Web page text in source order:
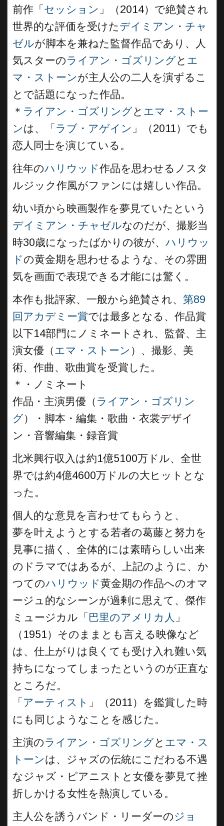
前作「 セッション 」（2014）で絶賛され
世界的な評価を受けたデイミアン・チャ
ゼルが脚本を兼ねた監督作品であり、人
気スターのライアン・ゴズリングと エ
マ・ストーンが主人公の二人を演ずるこ
とで話題になった作品。
＊ ライアン・ゴズリングと エマ・ストー
ンは、「 ラブ・アゲイン 」（2011）でも
恋人同士を演じている。
往年のハリウッド作品を思わせるノスタ
ルジック作風がファンには嬉しい作品。
幼い頃から映画製作を夢見ていたという
デイミアン・チャゼルなのだが、撮影当
時30歳になったばかりの彼が、 ハリウッ
ドの黄金期を思わせるような、その雰囲
気を画面で表現できる才能には驚く。
本作も批評家、一般から絶賛され、 第89
回アカデミー賞では最多となる、作品賞
以下14部門にノミネートされ、監督、主
演女優（エマ・ストーン ）、撮影、美
術、作曲、歌曲賞を受賞した。
＊・ノミネート
作品・主演男優（ ライアン・ゴズリン
グ）・脚本・編集・歌曲・衣裳デザイ
ン・音響編集・録音賞
北米興行収入は約1億5100万ドル、全世
界では約4億4600万ドルの大ヒットとな
った。
個人的な意見を言わせてもらうと、
夢を叶えようとする若者の葛藤と努力を
見事に描く、全体的には素晴らしい出来
のドラマではあるが、上記のように、か
つてのハリウッド黄金期の作品へのオマ
ージュ的なシーンが過剰に思えて、傑作
ミュージカル「 巴里のアメリカ人 」
（1951）そのままとも言える映像など
は、仕上がりは良くても受け入れ難い気
持ちになってしまったというのが正直な
ところだ。
「 アーティスト 」（2011）を鑑賞した時
にも同じようなことを感じた。
主演のライアン・ゴズリングと エマ・ス
トーンは、ジャズの伝統にこだわる不遇
なジャズ・ピアニストと女優を夢見て挫
折しかける女性を熱演している。
主人公を誘うバンド・リーダーのジョ